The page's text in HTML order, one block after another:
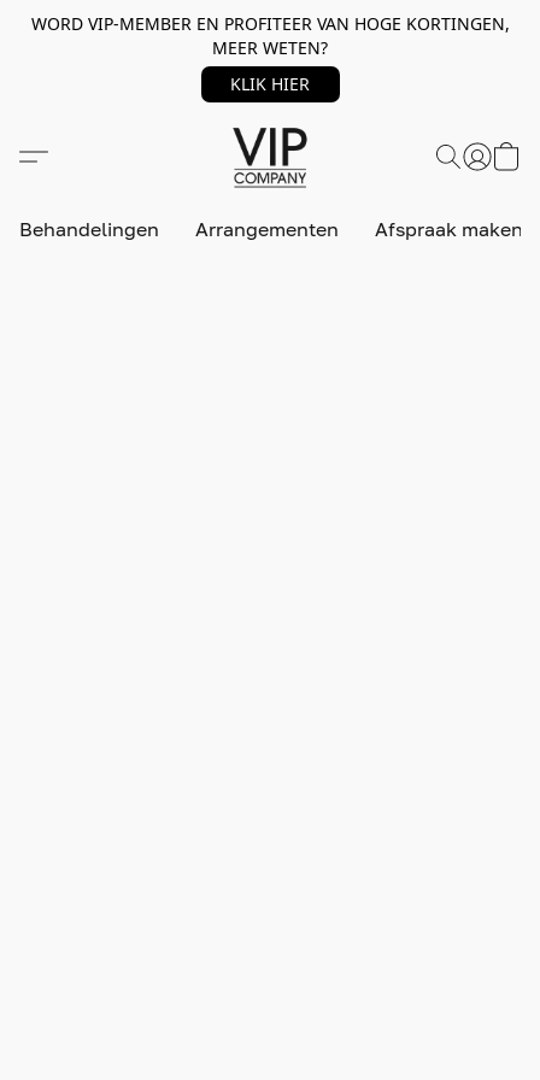
WORD VIP-MEMBER EN PROFITEER VAN HOGE KORTINGEN,
MEER WETEN?
KLIK HIER
Behandelingen Arrangementen Afspraak maken